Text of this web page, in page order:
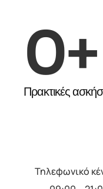
0+
Πρακτικές
Τηλεφωνικό